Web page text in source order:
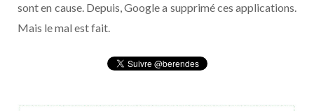
sont en cause. Depuis, Google a supprimé ces applications.
Mais le mal est fait.